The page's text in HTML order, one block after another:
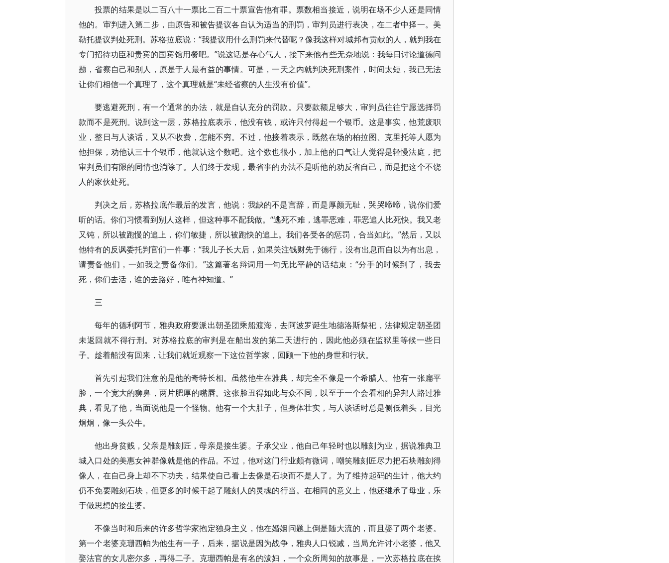
投票的结果是以二百八十一票比二百二十票宣告他有罪。票数相当接近，说明在场不少人还是同情
他的。审判进入第二步，由原告和被告提议各自认为适当的刑罚，审判员进行表决，在二者中择一。美
勒托提议判处死刑。苏格拉底说：“我提议用什么刑罚来代替呢？像我这样对城邦有贡献的人，就判我在
专门招待功臣和贵宾的国宾馆用餐吧。”说这话是存心气人，接下来他有些无奈地说：我每日讨论道德问
题，省察自己和别人，原是于人最有益的事情。可是，一天之内就判决死刑案件，时间太短，我已无法
让你们相信一个真理了，这个真理就是“未经省察的人生没有价值”。
要逃避死刑，有一个通常的办法，就是自认充分的罚款。只要款额足够大，审判员往往宁愿选择罚
款而不是死刑。说到这一层，苏格拉底表示，他没有钱，或许只付得起一个银币。这是事实，他荒废职
业，整日与人谈话，又从不收费，怎能不穷。不过，他接着表示，既然在场的柏拉图、克里托等人愿为
他担保，劝他认三十个银币，他就认这个数吧。这个数也很小，加上他的口气让人觉得是轻慢法庭，把
审判员们有限的同情也消除了。人们终于发现，最省事的办法不是听他的劝反省自己，而是把这个不饶
人的家伙处死。
判决之后，苏格拉底作最后的发言，他说：我缺的不是言辞，而是厚颜无耻，哭哭啼啼，说你们爱
听的话。你们习惯看到别人这样，但这种事不配我做。“逃死不难，逃罪恶难，罪恶追人比死快。我又老
又钝，所以被跑慢的追上，你们敏捷，所以被跑快的追上。我们各受各的惩罚，合当如此。”然后，又以
他特有的反讽委托判官们一件事：“我儿子长大后，如果关注钱财先于德行，没有出息而自以为有出息，
请责备他们，一如我之责备你们。”这篇著名辩词用一句无比平静的话结束：“分手的时候到了，我去
死，你们去活，谁的去路好，唯有神知道。”
三
每年的德利阿节，雅典政府要派出朝圣团乘船渡海，去阿波罗诞生地德洛斯祭祀，法律规定朝圣团
未返回就不得行刑。对苏格拉底的审判是在船出发的第二天进行的，因此他必须在监狱里等候一些日
子。趁着船没有回来，让我们就近观察一下这位哲学家，回顾一下他的身世和行状。
首先引起我们注意的是他的奇特长相。虽然他生在雅典，却完全不像是一个希腊人。他有一张扁平
脸，一个宽大的狮鼻，两片肥厚的嘴唇。这张脸丑得如此与众不同，以至于一个会看相的异邦人路过雅
典，看见了他，当面说他是一个怪物。他有一个大肚子，但身体壮实，与人谈话时总是侧低着头，目光
炯炯，像一头公牛。
他出身贫贱，父亲是雕刻匠，母亲是接生婆。子承父业，他自己年轻时也以雕刻为业，据说雅典卫
城入口处的美惠女神群像就是他的作品。不过，他对这门行业颇有微词，嘲笑雕刻匠尽力把石块雕刻得
像人，在自己身上却不下功夫，结果使自己看上去像是石块而不是人了。为了维持起码的生计，他大约
仍不免要雕刻石块，但更多的时候干起了雕刻人的灵魂的行当。在相同的意义上，他还继承了母业，乐
于做思想的接生婆。
不像当时和后来的许多哲学家抱定独身主义，他在婚姻问题上倒是随大流的，而且娶了两个老婆。
第一个老婆克珊西帕为他生有一子，后来，据说是因为战争，雅典人口锐减，当局允许讨小老婆，他又
娶法官的女儿密尔多，再得二子。克珊西帕是有名的泼妇，一个众所周知的故事是，一次苏格拉底在挨